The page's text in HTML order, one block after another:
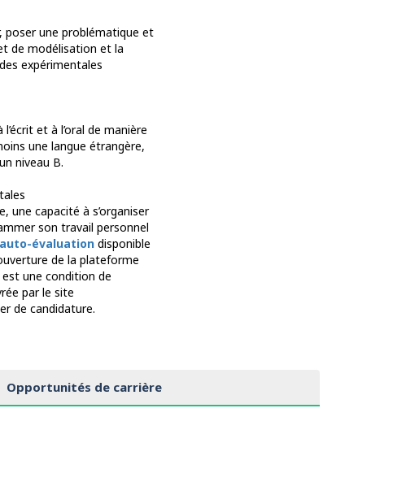
poser une problématique et
de modélisation et la
expérimentales
et à l’oral de manière
une langue étrangère,
niveau B.
une capacité à s’organiser
son travail personnel
évaluationdisponible
de la plateforme
une condition de
par le site
de candidature.
Opportunités de carrière